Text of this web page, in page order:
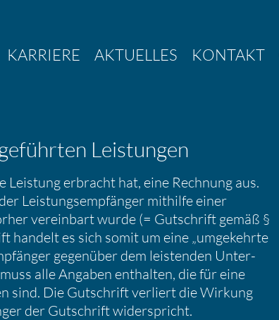
KARRIERE AKTUELLES KONTAKT
Leistungen
Leistung erbracht hat, eine Rechnung aus.
Leistungs­emp­fänger mithilfe einer
verein­bart wurde (= Gutschrift gemäß §
handelt es sich somit um eine „umgekehrte
gegen­über dem leistenden Unter­
alle Angaben enthalten, die für eine
sind. Die Gutschrift verliert die Wirkung
der Gutschrift wider­spricht.